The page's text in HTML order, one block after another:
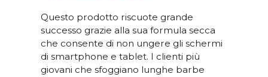
Questo prodotto riscuote grande
successo grazie alla sua formula secca
che consente di non ungere gli schermi
di smartphone e tablet. I clienti più
giovani che sfoggiano lunghe barbe